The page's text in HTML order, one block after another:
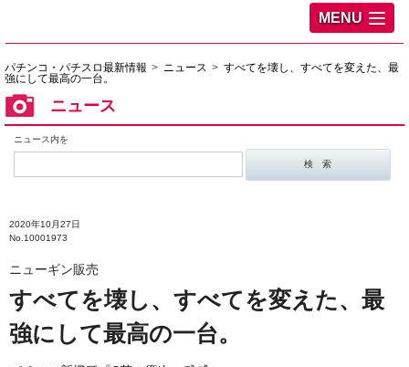
MENU
パチンコ・パチスロ最新情報 ニュース
すべてを壊し、すべてを変えた、最
強にして最高の一台。
ニュース
ニュース内を
2020年10月27日
No.10001973
ニューギン販売
すべてを壊し、すべてを変えた、最
強にして最高の一台。